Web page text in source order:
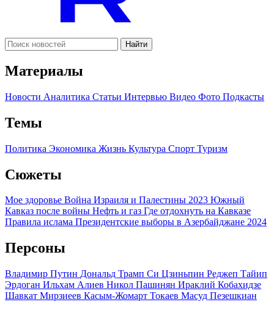
Найти
Материалы
Новости Аналитика Статьи Интервью Видео Фото Подкасты
Темы
Политика Экономика Жизнь Культура Спорт Туризм
Сюжеты
Мое здоровье Война Израиля и Палестины 2023 Южный
Кавказ после войны Нефть и газ Где отдохнуть на Кавказе
Правила ислама Президентские выборы в Азербайджане 2024
Персоны
Владимир Путин Дональд Трамп Си Цзиньпин Реджеп Тайип
Эрдоган Ильхам Алиев Никол Пашинян Ираклий Кобахидзе
Шавкат Мирзиеев Касым-Жомарт Токаев Масуд Пезешкиан